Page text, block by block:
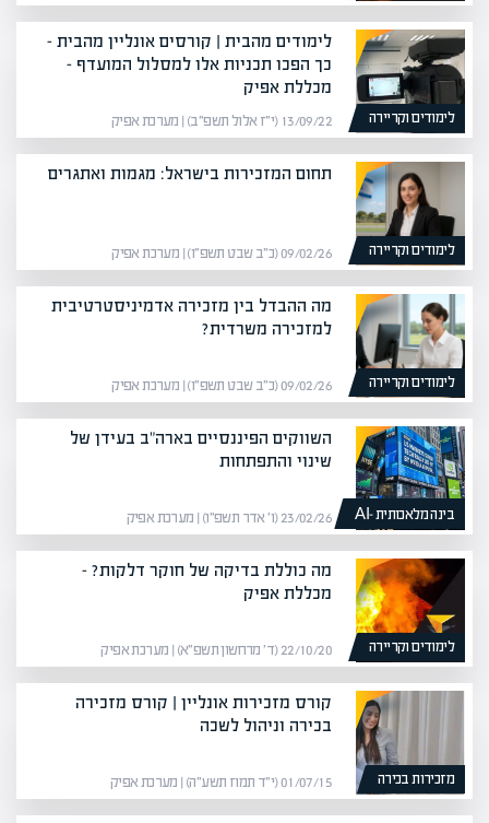
לימודים וקריירה
לימודים מהבית | קורסים אונליין מהבית –
כך הפכו תכניות אלו למסלול המועדף –
מכללת אפיק
13/09/22 (י״ז אלול תשפ״ב) | מערכת אפיק
לימודים וקריירה
תחום המזכירות בישראל: מגמות ואתגרים
09/02/26 (כ״ב שבט תשפ״ו) | מערכת אפיק
לימודים וקריירה
מה ההבדל בין מזכירה אדמיניסטרטיבית
למזכירה משרדית?
09/02/26 (כ״ב שבט תשפ״ו) | מערכת אפיק
בינה מלאכותית -AI
השווקים הפיננסיים בארה"ב בעידן של
שינוי והתפתחות
23/02/26 (ו׳ אדר תשפ״ו) | מערכת אפיק
לימודים וקריירה
מה כוללת בדיקה של חוקר דלקות? –
מכללת אפיק
22/10/20 (ד׳ מרחשון תשפ״א) | מערכת אפיק
מזכירות בכירה
קורס מזכירות אונליין | קורס מזכירה
בכירה וניהול לשכה
01/07/15 (י״ד תמוז תשע״ה) | מערכת אפיק